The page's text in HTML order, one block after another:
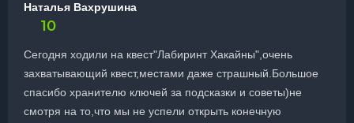
Наталья Вахрушина
10
Сегодня ходили на квест"Лабиринт Хакайны",очень
захватывающий квест,местами даже страшный.Большое
спасибо хранителю ключей за подсказки и советы)не
смотря на то,что мы не успели открыть конечную